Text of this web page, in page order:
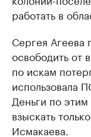
работать в
Сергея Агеева
освободить от
по искам
использовала
Деньги по
взыскать
Исмакаева.